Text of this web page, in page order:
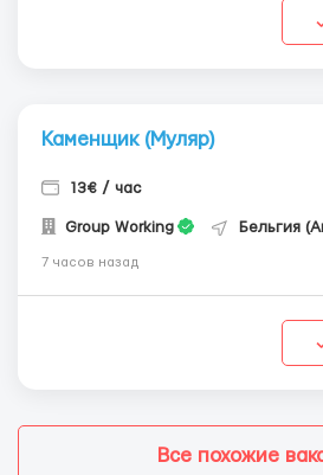
Каменщик (Муляр)
13€ / час
Group Working Бельгия
7 часов назад
Все похожие